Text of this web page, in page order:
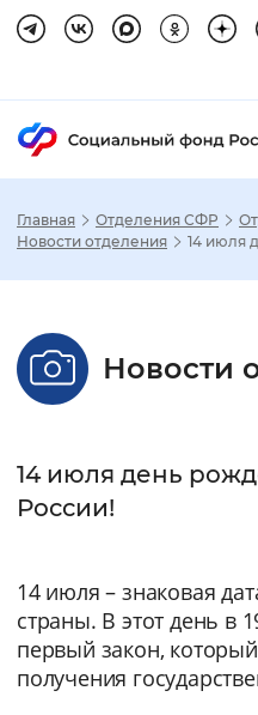
Нормальный
Главная Отделения СФР
Новости отделения
14 июля
Новости
14 июля день
России!
14 июля – знаковая
страны. В этот день в
первый закон,
получения